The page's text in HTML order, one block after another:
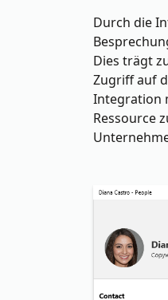
Durch die
Dies trägt
Zugriff auf
Integration
Ressource